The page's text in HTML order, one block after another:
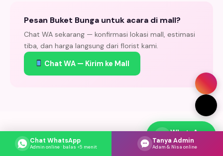
Pesan Buket Bunga untuk acara di mall?
Chat WA sekarang — konfirmasi lokasi mall, estimasi
tiba, dan harga langsung dari florist kami.
Chat WA — Kirim ke Mall
Katalog Foto Buket Bunga di Surabaya
WhatsApp
Respons cepat
Chat WhatsApp
Admin online · balas <5 menit
Tanya Admin
Adam & Nisa online